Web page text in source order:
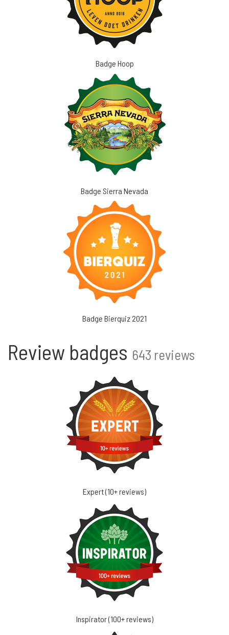
Badge Hoop
Badge Sierra Nevada
Badge Bierquiz 2021
Review badges 643 reviews
Expert (10+ reviews)
Inspirator (100+ reviews)